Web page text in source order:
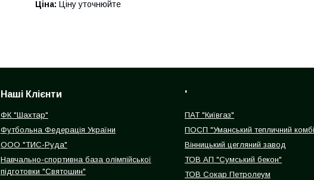
Ціна: Ціну уточнюйте
Наші Клієнти
ФК "Шахтар"
Футбольна Федерація України
ООО "ТИС-Руда"
Навчально-спортивна база олімпійської
підготовки "Святошин"
'
ПАТ "Київгаз"
ПОСП "Уманський тепличний
Вінницький цегляний завод
ТОВ АП "Сумський бекон"
ТОВ Сокар Петролеум